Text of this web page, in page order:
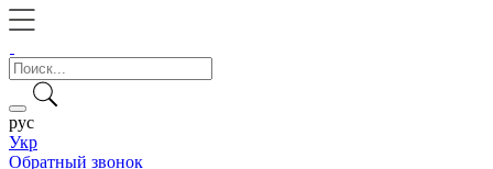
рус
Укр
Обратный звонок